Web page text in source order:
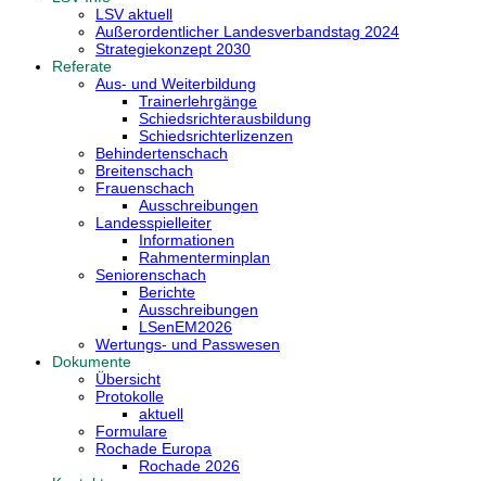
LSV aktuell
Außerordentlicher Landesverbandstag 2024
Strategiekonzept 2030
Referate
Aus- und Weiterbildung
Trainerlehrgänge
Schiedsrichterausbildung
Schiedsrichterlizenzen
Behindertenschach
Breitenschach
Frauenschach
Ausschreibungen
Landesspielleiter
Informationen
Rahmenterminplan
Seniorenschach
Berichte
Ausschreibungen
LSenEM2026
Wertungs- und Passwesen
Dokumente
Übersicht
Protokolle
aktuell
Formulare
Rochade Europa
Rochade 2026